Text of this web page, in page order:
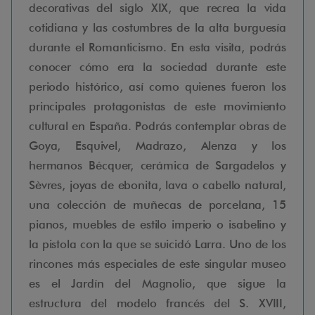
decorativas del siglo XIX, que recrea la vida
cotidiana y las costumbres de la alta burguesía
durante el Romanticismo. En esta visita, podrás
conocer cómo era la sociedad durante este
periodo histórico, así como quienes fueron los
principales protagonistas de este movimiento
cultural en España. Podrás contemplar obras de
Goya, Esquivel, Madrazo, Alenza y los
hermanos Bécquer, cerámica de Sargadelos y
Sèvres, joyas de ebonita, lava o cabello natural,
una colección de muñecas de porcelana, 15
pianos, muebles de estilo imperio o isabelino y
la pistola con la que se suicidó Larra. Uno de los
rincones más especiales de este singular museo
es el Jardín del Magnolio, que sigue la
estructura del modelo francés del S. XVIII,